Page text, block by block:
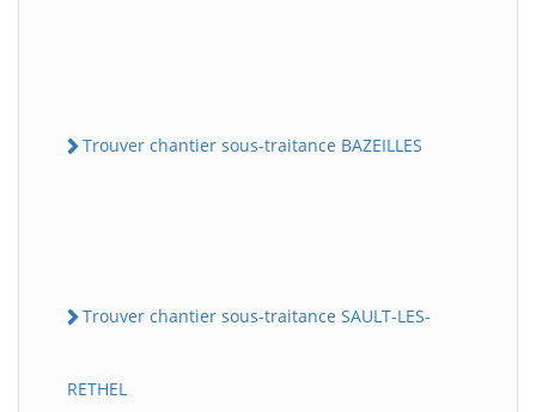
Trouver chantier sous-traitance BAZEILLES
Trouver chantier sous-traitance SAULT-LES-
RETHEL